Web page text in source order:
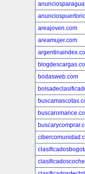
areajoven.com
areamujer.com
bodasweb.com